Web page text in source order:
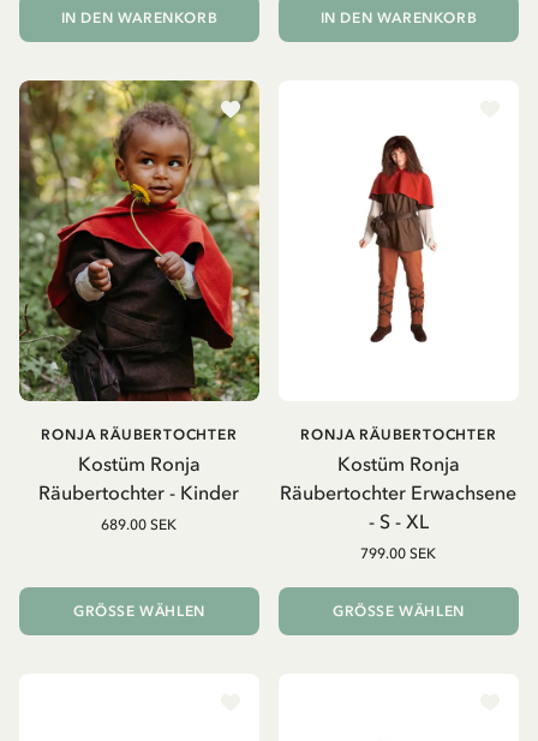
IN DEN WARENKORB IN DEN WARENKORB
Kostüm Ronja
Räubertochter - Kinder
RONJA RÄUBERTOCHTER
689.00 SEK
GRÖSSE WÄHLEN
Kostüm Ronja
Räubertochter Erwachsene
- S - XL
RONJA RÄUBERTOCHTER
799.00 SEK
GRÖSSE WÄHLEN